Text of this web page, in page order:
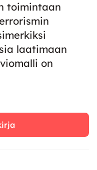
toimintaan
laatimaan
on